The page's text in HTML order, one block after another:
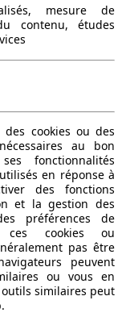
mm
mm
mm
kg
kg
mesure de
contenu, études
cookies ou des
au bon
fonctionnalités
en réponse à
des fonctions
et la gestion des
préférences de
ces cookies ou
pas être
peuvent
ou vous en
outils similaires peut